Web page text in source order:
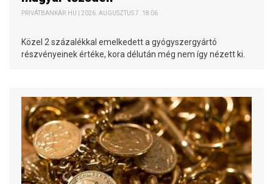
PRIVÁTBANKÁR.HU | 2026. AUGUSZTUS 7. 18:06
Közel 2 százalékkal emelkedett a gyógyszergyártó
részvényeinek értéke, kora délután még nem így nézett ki.